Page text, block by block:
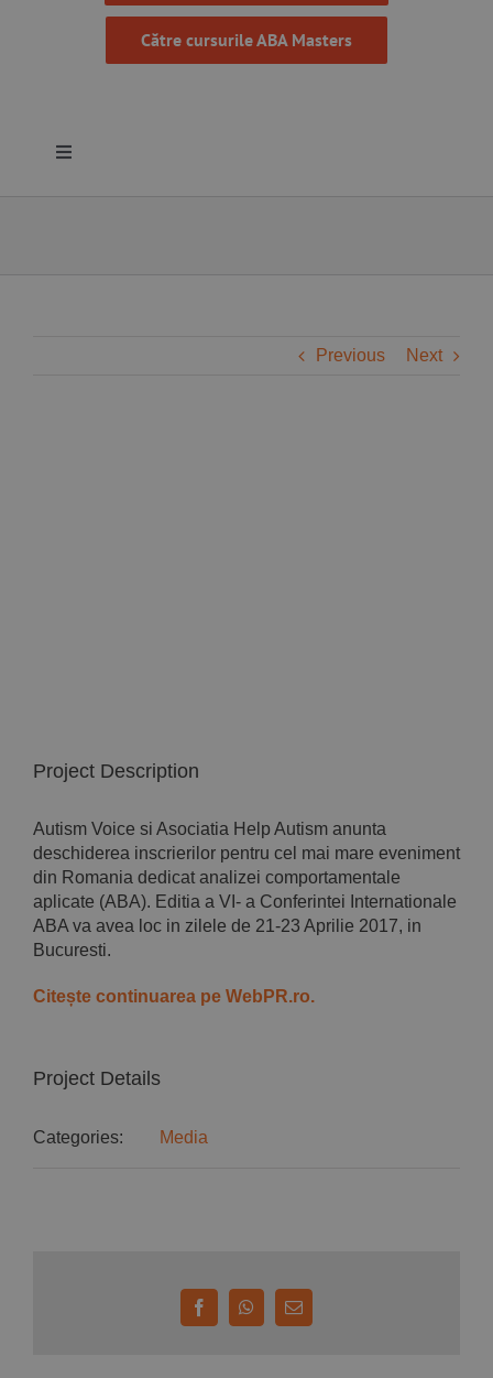
Către cursurile ABA Masters
Toggle
Previous Next
Project Description
Autism Voice si Asociatia Help Autism anunta
deschiderea inscrierilor pentru cel mai mare eveniment
din Romania dedicat analizei comportamentale
aplicate (ABA). Editia a VI- a Conferintei Internationale
ABA va avea loc in zilele de 21-23 Aprilie 2017, in
Bucuresti.
Citește continuarea pe WebPR.ro.
Project Details
Categories: Media
FacebookWhatsApp
E-